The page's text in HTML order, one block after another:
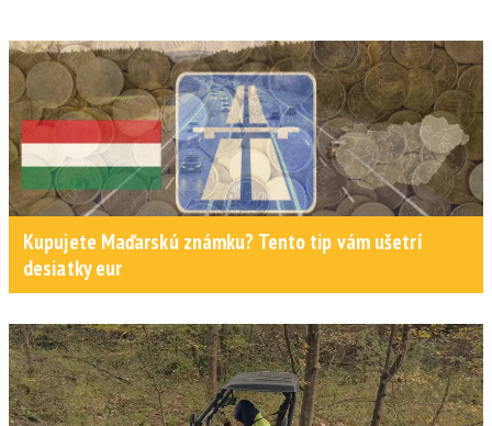
Kupujete Maďarskú známku? Tento tip vám ušetrí
desiatky eur